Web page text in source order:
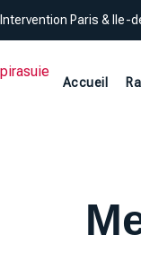
Intervention Paris & Ile-
Accueil